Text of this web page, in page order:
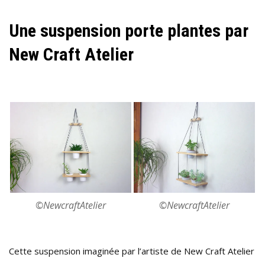
Une suspension porte plantes par
New Craft Atelier
©NewcraftAtelier ©NewcraftAtelier
Cette suspension imaginée par l’artiste de New Craft Atelier